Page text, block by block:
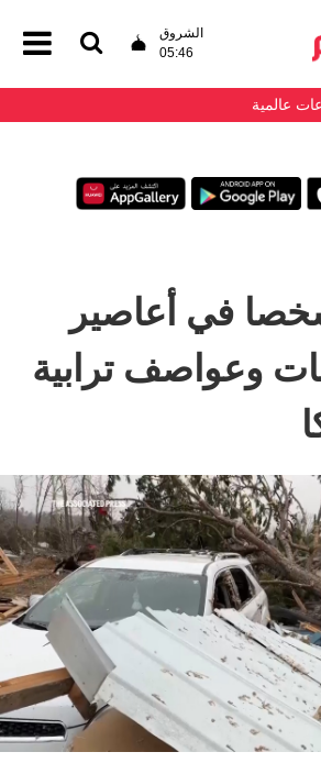
الشروق
05:46
عالمية
37 شخصا في أعاصير
وعواصف ترابية